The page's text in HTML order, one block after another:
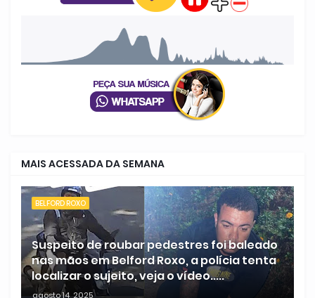
MAIS ACESSADA DA SEMANA
BELFORD ROXO
Suspeito de roubar pedestres foi baleado
nas mãos em Belford Roxo, a polícia tenta
localizar o sujeito, veja o vídeo.....
agosto 14, 2025